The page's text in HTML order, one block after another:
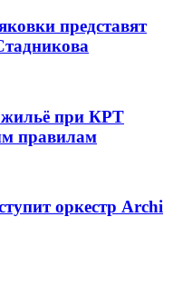
представят
жильё при КРТ
правилам
оркестр Archi